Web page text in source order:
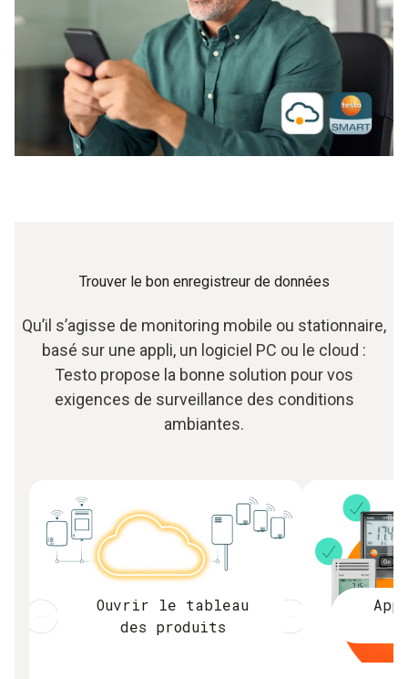
Trouver le bon enregistreur de données
Qu’il s’agisse de monitoring mobile ou stationnaire,
basé sur une appli, un logiciel PC ou le cloud :
Testo propose la bonne solution pour vos
exigences de surveillance des conditions
ambiantes.
Ouvrir le tableau
des produits